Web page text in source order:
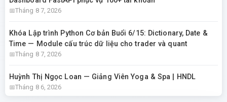
Tháng 8 7, 2026
Khóa Lập trình Python Cơ bản Buổi 6/15: Dictionary, Date &
Time — Module cấu trúc dữ liệu cho trader và quant
Tháng 8 7, 2026
Huỳnh Thị Ngọc Loan — Giảng Viên Yoga & Spa | HNDL
Tháng 8 6, 2026